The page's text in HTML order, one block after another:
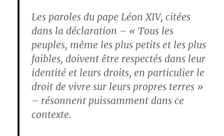
Les paroles du pape Léon XIV, citées
dans la déclaration – « Tous les
peuples, même les plus petits et les plus
faibles, doivent être respectés dans leur
identité et leurs droits, en particulier le
droit de vivre sur leurs propres terres »
– résonnent puissamment dans ce
contexte.